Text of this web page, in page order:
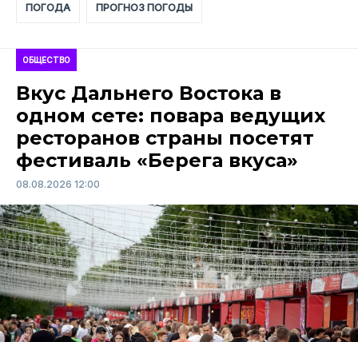
ПОГОДА ПРОГНОЗ ПОГОДЫ
ОБЩЕСТВО
Вкус Дальнего Востока в
одном сете: повара ведущих
ресторанов страны посетят
фестиваль «Берега вкуса»
08.08.2026 12:00